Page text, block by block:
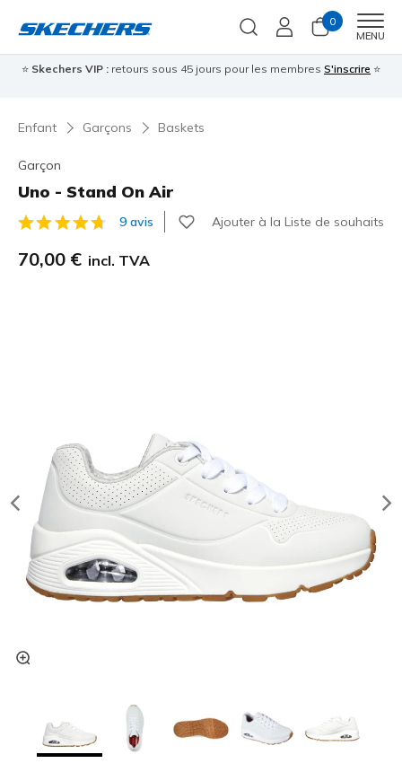
0
MENU
⭐ Skechers VIP : retours sous 45 jours pour les membres S'inscrire ⭐
Enfant Garçons Baskets
Garçon
Uno - Stand On Air
Évaluation client 4,9 sur 5
9 avis Ajouter à la Liste de souhaits
70,00 € incl. TVA